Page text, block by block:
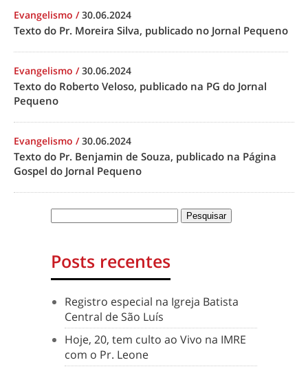
Evangelismo /30.06.2024
Texto do Pr. Moreira Silva, publicado no Jornal Pequeno
Evangelismo /30.06.2024
Texto do Roberto Veloso, publicado na PG do Jornal
Pequeno
Evangelismo /30.06.2024
Texto do Pr. Benjamin de Souza, publicado na Página
Gospel do Jornal Pequeno
Posts recentes
Registro especial na Igreja Batista
Central de São Luís
Hoje, 20, tem culto ao Vivo na IMRE
com o Pr. Leone